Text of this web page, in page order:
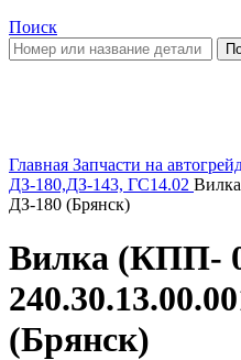
Поиск
Главная Запчасти на
ДЗ-180,ДЗ-143, ГС14.02
ДЗ-180 (Брянск)
Вилка (КПП-
(Брянск)